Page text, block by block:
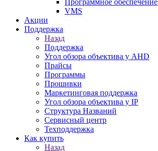
Программное обеспечение
VMS
Акции
Поддержка
Назад
Поддержка
Угол обзора объектива у AHD
Прайсы
Программы
Прошивки
Маркетинговая поддержка
Угол обзора объектива у IP
Структура Названий
Сервисный центр
Техподдержка
Как купить
Назад